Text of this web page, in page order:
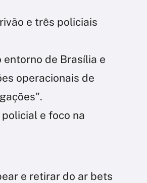
e três policiais
de Brasília e
operacionais de
e foco na
e retirar do ar bets